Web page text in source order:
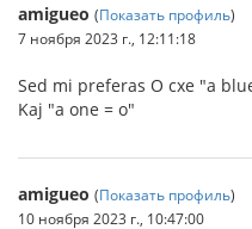
amigueo (Показать профиль)
7 ноября 2023 г., 12:11:18
Sed mi preferas O cxe "a
Kaj "a one = o"
amigueo (Показать профиль)
10 ноября 2023 г., 10:47:00